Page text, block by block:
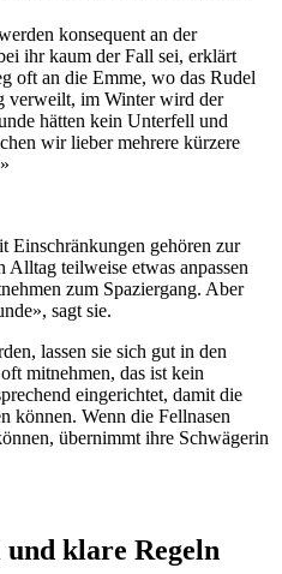
konsequent an der
ihr kaum der Fall sei, erklärt
oft an die Emme, wo das Rudel
verweilt, im Winter wird der
hätten kein Unterfell und
wir lieber mehrere kürzere
Einschränkungen gehören zur
teilweise etwas anpassen
zum Spaziergang. Aber
sagt sie.
lassen sie sich gut in den
mitnehmen, das ist kein
eingerichtet, damit die
können. Wenn die Fellnasen
übernimmt ihre Schwägerin
klare Regeln